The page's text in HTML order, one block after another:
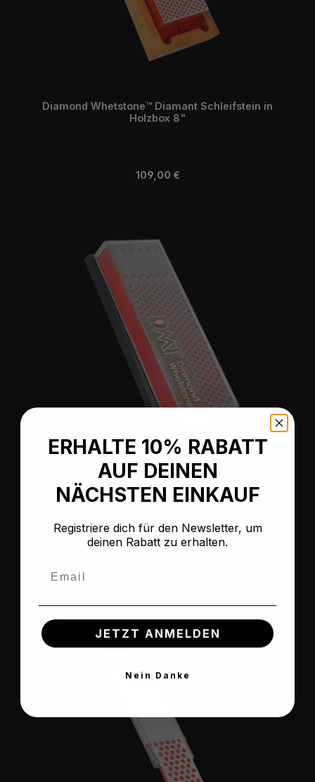
Diamond Whetstone™ Diamant Schleifstein in
Holzbox 8"
Regulärer Preis:
109,00 €
Durchschnittliche Bewertung von 5 von 5 Sternen
Machinist Diamond Whetstone™ Diamant
ERHALTE 10% RABATT
AUF DEINEN
NÄCHSTEN EINKAUF
Registriere dich für den Newsletter, um
deinen Rabatt zu erhalten.
JETZT ANMELDEN
Nein Danke